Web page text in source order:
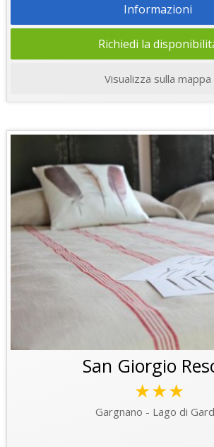
Informazioni
Richiedi la
Visualizza sulla mappa
San Giorgio
★★★
Gargnano - Lago di